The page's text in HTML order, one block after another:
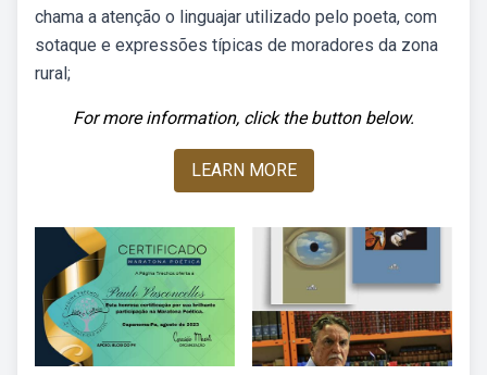
chama a atenção o linguajar utilizado pelo poeta, com
sotaque e expressões típicas de moradores da zona
rural;
For more information, click the button below.
LEARN MORE